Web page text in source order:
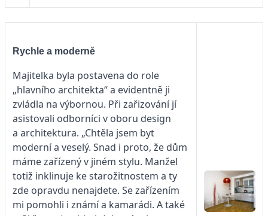
Rychle a moderně
Majitelka byla postavena do role
„hlavního architekta“ a evidentně ji
zvládla na výbornou. Při zařizování jí
asistovali odborníci v oboru design
a architektura. „Chtěla jsem byt
moderní a veselý. Snad i proto, že dům
máme zařízený v jiném stylu. Manžel
totiž inklinuje ke starožitnostem a ty
zde opravdu nenajdete. Se zařízením
mi pomohli i známí a kamarádi. A také